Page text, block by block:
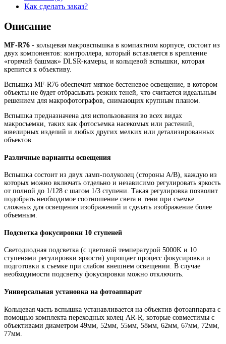
Как сделать заказ?
Описание
MF-R76 - кольцевая макровспышка в компактном корпусе, состоит из
двух компонентов: контроллера, который вставляется в крепление
«горячий башмак» DLSR-камеры, и кольцевой вспышки, которая
крепится к объективу.
Вспышка MF-R76 обеспечит мягкое бестеневое освещение, в котором
объекты не будет отбрасывать резких теней, что считается идеальным
решением для макрофотографов, снимающих крупным планом.
Вспышка предназначена для использования во всех видах
макросъемки, таких как фотосъемка насекомых или растений,
ювелирных изделий и любых других мелких или детализированных
объектов.
Различные варианты освещения
Вспышка состоит из двух ламп-полуколец (стороны A/B), каждую из
которых можно включать отдельно и независимо регулировать яркость
от полной до 1/128 с шагом 1/3 ступени. Такая регулировка позволит
подобрать необходимое соотношение света и тени при съемке
сложных для освещения изображений и сделать изображение более
объемным.
Подсветка фокусировки 10 ступеней
Светодиодная подсветка (с цветовой температурой 5000K и 10
ступенями регулировки яркости) упрощает процесс фокусировки и
подготовки к съемке при слабом внешнем освещении. В случае
необходимости подсветку фокусировки можно отключить.
Универсальная установка на фотоаппарат
Кольцевая часть вспышка устанавливается на объектив фотоаппарата с
помощью комплекта переходных колец AR-R, которые совместимы с
объективами диаметром 49мм, 52мм, 55мм, 58мм, 62мм, 67мм, 72мм,
77мм.